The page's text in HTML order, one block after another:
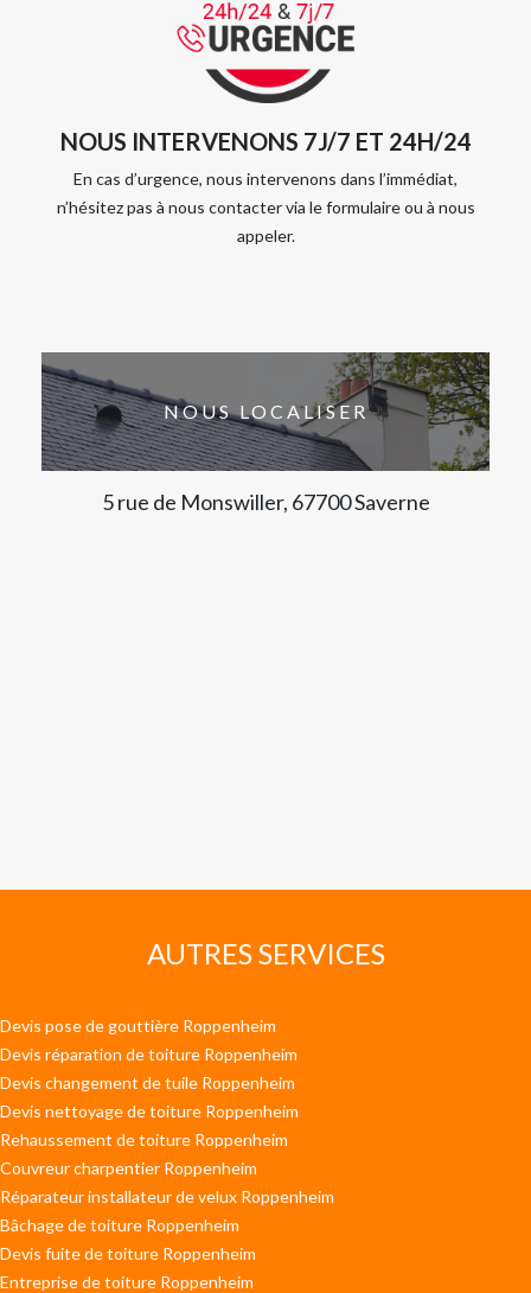
NOUS INTERVENONS 7J/7 ET 24H/24
En cas d’urgence, nous intervenons dans l’immédiat,
n’hésitez pas à nous contacter via le formulaire ou à nous
appeler.
NOUS LOCALISER
5 rue de Monswiller, 67700 Saverne
AUTRES SERVICES
Devis pose de gouttière Roppenheim
Devis réparation de toiture Roppenheim
Devis changement de tuile Roppenheim
Devis nettoyage de toiture Roppenheim
Rehaussement de toiture Roppenheim
Couvreur charpentier Roppenheim
Réparateur installateur de velux Roppenheim
Bâchage de toiture Roppenheim
Devis fuite de toiture Roppenheim
Entreprise de toiture Roppenheim